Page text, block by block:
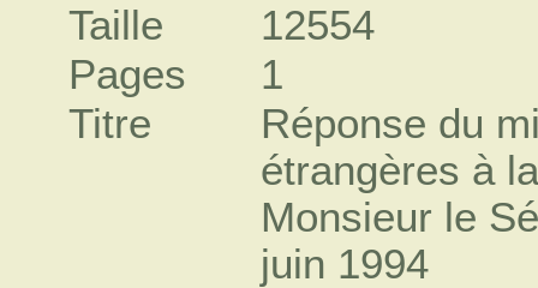
Taille
12554
Pages
1
Titre
Réponse du
étrangères à
Monsieur le
juin 1994